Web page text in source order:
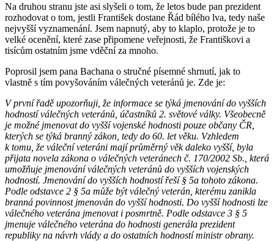
Na druhou stranu jste asi slyšeli o tom, že letos bude pan prezident
rozhodovat o tom, jestli František dostane Řád bílého lva, tedy naše
nejvyšší vyznamenání. Jsem napnutý, aby to klaplo, protože je to
velké ocenění, které zase připomene veřejnosti, že Františkovi a
tisícům ostatním jsme vděční za mnoho.
Poprosil jsem pana Bachana o stručné písemné shrnutí, jak to
vlastně s tím povyšováním válečných veteránů je. Zde je:
V první řadě upozorňuji, že informace se týká jmenování do vyšších
hodností válečných veteránů, účastníků 2. světové války. Všeobecně
je možné jmenovat do vyšší vojenské hodnosti pouze občany ČR,
kterých se týká branný zákon, tedy do 60. let věku. Vzhledem
k tomu, že váleční veteráni mají průměrný věk daleko vyšší, byla
přijata novela zákona o válečných veteránech č. 170/2002 Sb., která
umožňuje jmenování válečných veteránů do vyšších vojenských
hodností. Jmenování do vyšších hodností řeší § 5a tohoto zákona.
Podle odstavce 2 § 5a může být válečný veterán, kterému zanikla
branná povinnost jmenován do vyšší hodnosti. Do vyšší hodnosti lze
válečného veterána jmenovat i posmrtně. Podle odstavce 3 § 5
jmenuje válečného veterána do hodnosti generála prezident
republiky na návrh vlády a do ostatních hodností ministr obrany.